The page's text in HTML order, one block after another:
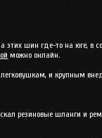
шин где-то на юге, в
можно онлайн.
и крупным
резиновые шланги и